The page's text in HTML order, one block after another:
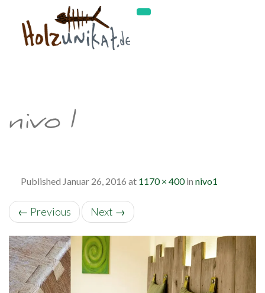
nivo1
Published Januar 26, 2016 at 1170 × 400in nivo1
← Previous Next →